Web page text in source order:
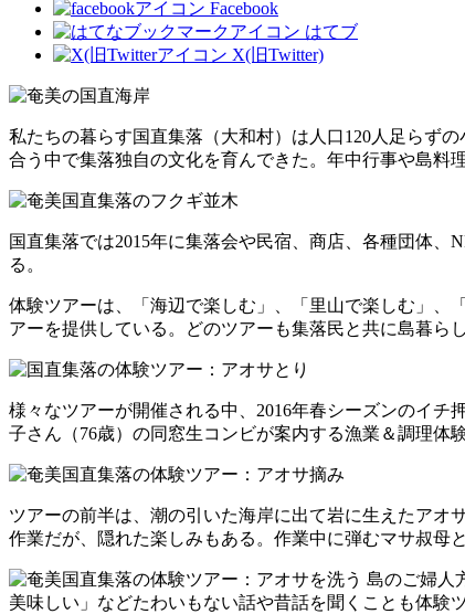
Facebook
はてブ
X(旧Twitter)
私たちの暮らす国直集落（大和村）は人口120人足らず
合う中で集落独自の文化を育んできた。年中行事や島料
国直集落では2015年に集落会や民宿、商店、各種団体
る。
体験ツアーは、「海辺で楽しむ」、「里山で楽しむ」、
アーを提供している。どのツアーも集落民と共に島暮ら
様々なツアーが開催される中、2016年春シーズンのイ
子さん（76歳）の同窓生コンビが案内する漁業＆調理体験
ツアーの前半は、潮の引いた海岸に出て岩に生えたアオ
作業だが、隠れた楽しみもある。作業中に弾むマサ叔母
島のご婦人
美味しい」などたわいもない話や昔話を聞くことも体験